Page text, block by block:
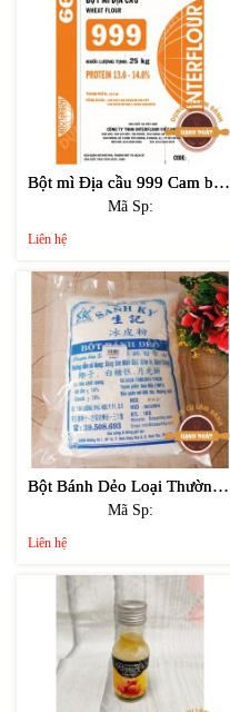
Bột mì Địa cầu 999 Cam bao giấy 25kg - Bread flour
Mã Sp:
Liên hệ
Bột Bánh Dẻo Loại Thường Sanh Ký 500gr
Mã Sp:
Liên hệ